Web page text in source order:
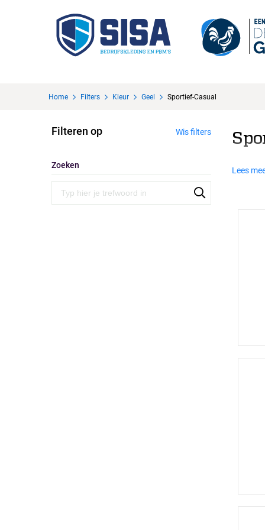
Home Filters Kleur Geel Sportief-Casual
Filteren op Wis filters
Zoeken
Lees